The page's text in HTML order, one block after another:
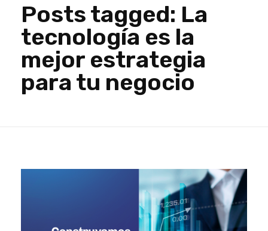
Posts tagged: La
tecnología es la
mejor estrategia
para tu negocio